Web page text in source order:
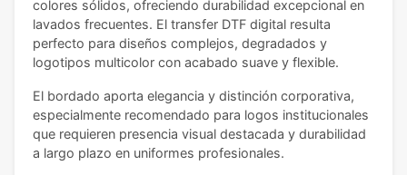
colores sólidos, ofreciendo durabilidad excepcional en
lavados frecuentes. El transfer DTF digital resulta
perfecto para diseños complejos, degradados y
logotipos multicolor con acabado suave y flexible.
El bordado aporta elegancia y distinción corporativa,
especialmente recomendado para logos institucionales
que requieren presencia visual destacada y durabilidad
a largo plazo en uniformes profesionales.